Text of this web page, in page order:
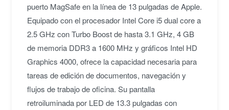
puerto MagSafe en la línea de 13 pulgadas de Apple.
Equipado con el procesador Intel Core i5 dual core a
2.5 GHz con Turbo Boost de hasta 3.1 GHz, 4 GB
de memoria DDR3 a 1600 MHz y gráficos Intel HD
Graphics 4000, ofrece la capacidad necesaria para
tareas de edición de documentos, navegación y
flujos de trabajo de oficina. Su pantalla
retroiluminada por LED de 13.3 pulgadas con